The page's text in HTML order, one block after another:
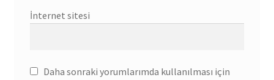
İnternet sitesi
Daha sonraki yorumlarımda kullanılması için